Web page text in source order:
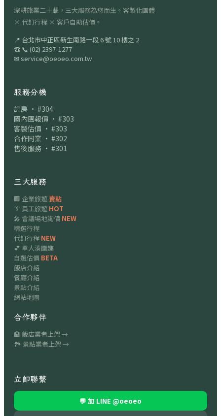
深耕旅業二十載，三大服務為您而生。客製化團體
× 代訂行程 × 客戶自助估價。
📍 台北市中正區新生南路一段 6 號 10 樓之 2
☎ 📞 (02) 2397-1277
✉ service@oeoeo.com.tw
服務分機
訂房 · #304
國內團報價 · #303
客製估價 · #303
合作同業 · #302
售後服務 · #301
三大服務
🏢 企業旅遊賣點
👔 員工旅遊 HOT
🎤 會議場地詢價 NEW
精選行程
代訂行程 NEW
💕 單人湊團趣
自選估價 BETA
飯店介紹
餐廳介紹
景點介紹
網站地圖
合作夥伴
🏨 飯店業者上架 →
🏞 景點業者上架 →
立即聯繫
💬 加 LINE @oeoeo